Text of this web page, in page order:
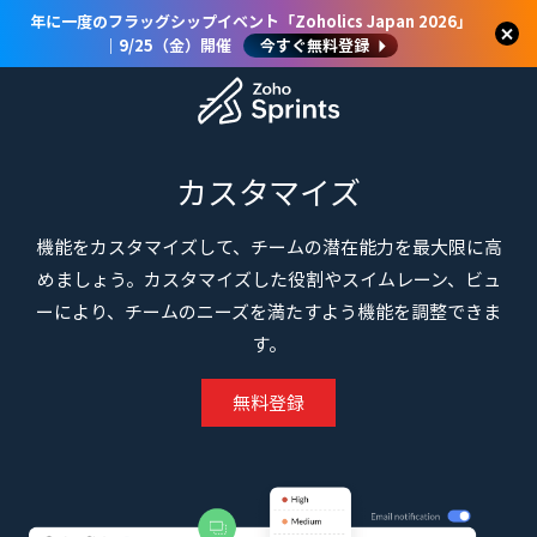
年に一度のフラッグシップイベント「Zoholics Japan 2026」
｜9/25（金）開催
今すぐ無料登録
カスタマイズ
機能をカスタマイズして、チームの潜在能力を最大限に高
めましょう。カスタマイズした役割やスイムレーン、ビュ
ーにより、チームのニーズを満たすよう機能を調整できま
す。
無料登録